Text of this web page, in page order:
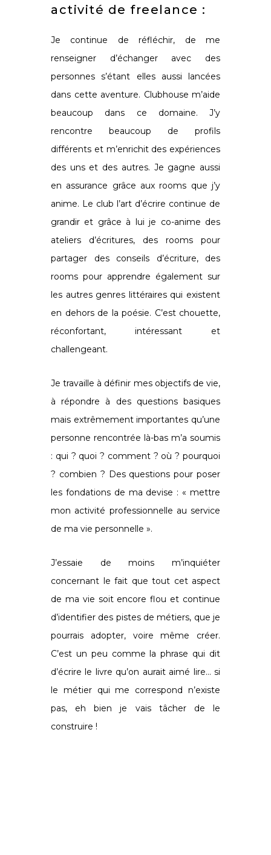
activité de freelance :
Je continue de réfléchir, de me
renseigner d’échanger avec des
personnes s’étant elles aussi lancées
dans cette aventure. Clubhouse m’aide
beaucoup dans ce domaine. J’y
rencontre beaucoup de profils
différents et m’enrichit des expériences
des uns et des autres. Je gagne aussi
en assurance grâce aux rooms que j’y
anime. Le club l’art d’écrire continue de
grandir et grâce à lui je co-anime des
ateliers d’écritures, des rooms pour
partager des conseils d’écriture, des
rooms pour apprendre également sur
les autres genres littéraires qui existent
en dehors de la poésie. C’est chouette,
réconfortant, intéressant et
challengeant.
Je travaille à définir mes objectifs de vie,
à répondre à des questions basiques
mais extrêmement importantes qu’une
personne rencontrée là-bas m’a soumis
: qui ? quoi ? comment ? où ? pourquoi
? combien ? Des questions pour poser
les fondations de ma devise : « mettre
mon activité professionnelle au service
de ma vie personnelle ».
J’essaie de moins m’inquiéter
concernant le fait que tout cet aspect
de ma vie soit encore flou et continue
d’identifier des pistes de métiers, que je
pourrais adopter, voire même créer.
C’est un peu comme la phrase qui dit
d’écrire le livre qu’on aurait aimé lire… si
le métier qui me correspond n’existe
pas, eh bien je vais tâcher de le
construire !